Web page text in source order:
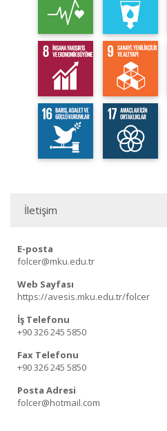
İletişim
E-posta
folcer@mku.edu.tr
Web Sayfası
https://avesis.mku.edu.tr/folcer
İş Telefonu
+90 326 245 5850
Fax Telefonu
+90 326 245 5850
Posta Adresi
folcer@hotmail.com